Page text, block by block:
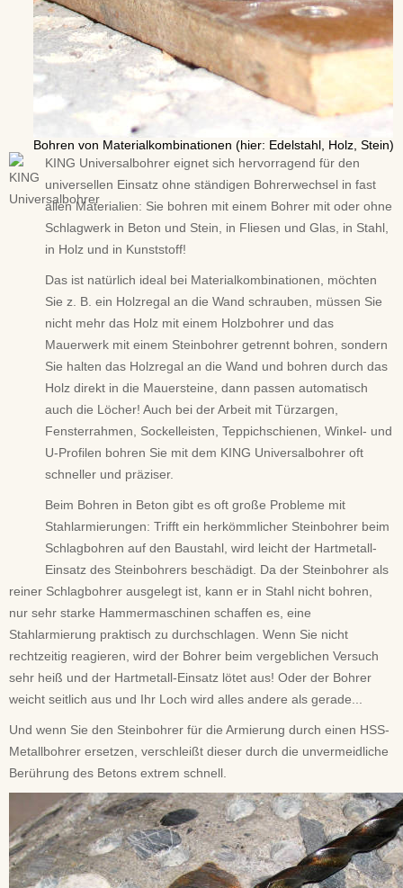
Bohren von Materialkombinationen (hier: Edelstahl, Holz, Stein)
KING Universalbohrer eignet sich hervorragend für den
universellen Einsatz ohne ständigen Bohrerwechsel in fast
allen Materialien: Sie bohren mit einem Bohrer mit oder ohne
Schlagwerk in Beton und Stein, in Fliesen und Glas, in Stahl,
in Holz und in Kunststoff!
Das ist natürlich ideal bei Materialkombinationen, möchten
Sie z. B. ein Holzregal an die Wand schrauben, müssen Sie
nicht mehr das Holz mit einem Holzbohrer und das
Mauerwerk mit einem Steinbohrer getrennt bohren, sondern
Sie halten das Holzregal an die Wand und bohren durch das
Holz direkt in die Mauersteine, dann passen automatisch
auch die Löcher! Auch bei der Arbeit mit Türzargen,
Fensterrahmen, Sockelleisten, Teppichschienen, Winkel- und
U-Profilen bohren Sie mit dem KING Universalbohrer oft
schneller und präziser.
Beim Bohren in Beton gibt es oft große Probleme mit
Stahlarmierungen: Trifft ein herkömmlicher Steinbohrer beim
Schlagbohren auf den Baustahl, wird leicht der Hartmetall-
Einsatz des Steinbohrers beschädigt. Da der Steinbohrer als
reiner Schlagbohrer ausgelegt ist, kann er in Stahl nicht bohren,
nur sehr starke Hammermaschinen schaffen es, eine
Stahlarmierung praktisch zu durchschlagen. Wenn Sie nicht
rechtzeitig reagieren, wird der Bohrer beim vergeblichen Versuch
sehr heiß und der Hartmetall-Einsatz lötet aus! Oder der Bohrer
weicht seitlich aus und Ihr Loch wird alles andere als gerade...
Und wenn Sie den Steinbohrer für die Armierung durch einen HSS-
Metallbohrer ersetzen, verschleißt dieser durch die unvermeidliche
Berührung des Betons extrem schnell.